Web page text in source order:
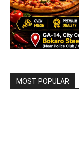
MOST POPULAR